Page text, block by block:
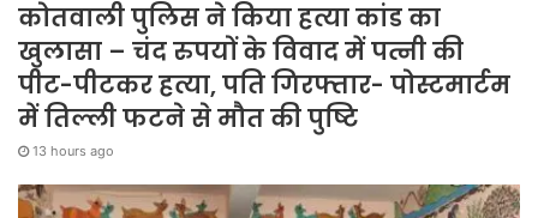
कोतवाली पुलिस ने किया हत्या कांड का
खुलासा – चंद रुपयों के विवाद में पत्नी की
पीट-पीटकर हत्या, पति गिरफ्तार- पोस्टमार्टम
में तिल्ली फटने से मौत की पुष्टि
13 hours ago